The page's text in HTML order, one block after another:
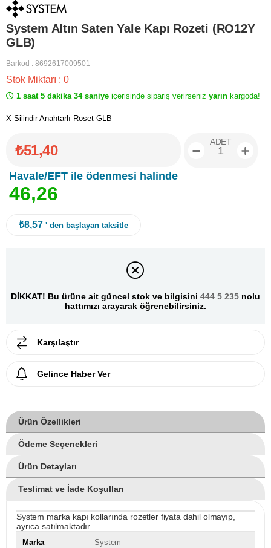
System Altın Saten Yale Kapı Rozeti (RO12Y
GLB)
Barkod : 8692617009501
Stok Miktarı : 0
1 saat 5 dakika 34 saniye içerisinde sipariş verirseniz yarın kargoda!
X Silindir Anahtarlı Roset GLB
₺51,40
Havale/EFT ile ödenmesi halinde
46,26
ADET
₺8,57 ' den başlayan taksitle
DİKKAT! Bu ürüne ait güncel stok ve bilgisini 444 5 235 nolu
hattımızı arayarak öğrenebilirsiniz.
Karşılaştır
Gelince Haber Ver
Ürün Özellikleri
Ödeme Seçenekleri
Ürün Detayları
Teslimat ve İade Koşulları
System marka kapı kollarında rozetler fiyata dahil olmayıp,
ayrıca satılmaktadır.
Marka System